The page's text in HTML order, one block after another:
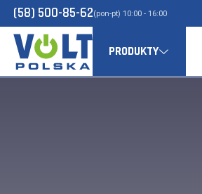
(58) 500-85-62(pon-pt) 10:00 - 16:00
PRODUKTY